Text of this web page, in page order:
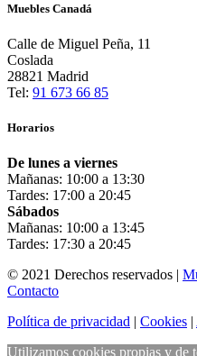
Muebles Canadá
Calle de Miguel Peña, 11
Coslada
28821 Madrid
Tel: 91 673 66 85
Horarios
De lunes a viernes
Mañanas: 10:00 a 13:30
Tardes: 17:00 a 20:45
Sábados
Mañanas: 10:00 a 13:45
Tardes: 17:30 a 20:45
© 2021 Derechos reservados |
Contacto
Política de privacidad | Cookies |
Utilizamos cookies propias y de